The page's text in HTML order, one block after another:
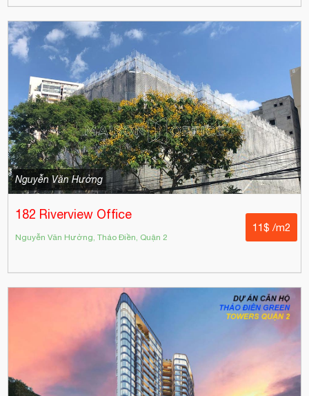
Nguyễn Văn Hưởng
182 Riverview Office
Nguyễn Văn Hưởng, Thảo Điền, Quận 2
11$ /m2